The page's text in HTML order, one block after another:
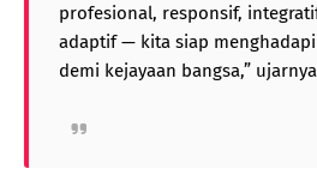
profesional, responsif,
adaptif — kita siap
demi kejayaan bangsa,”